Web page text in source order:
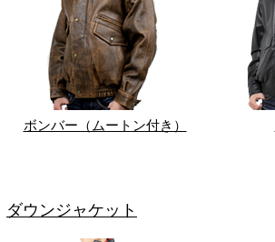
ボンバー（ムートン付き）
ダウンジャケット